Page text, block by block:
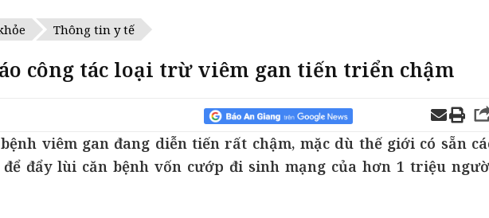
Thông tin y tế
công tác loại trừ viêm gan tiến triển chậm
viêm gan đang diễn tiến rất chậm, mặc dù thế giới có sẵn
để đẩy lùi căn bệnh vốn cướp đi sinh mạng của hơn 1 triệu